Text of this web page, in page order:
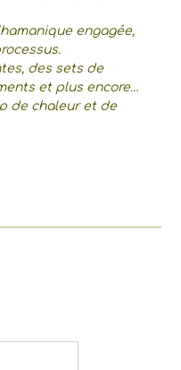
engagée,
des sets de
et plus encore…
de chaleur et de